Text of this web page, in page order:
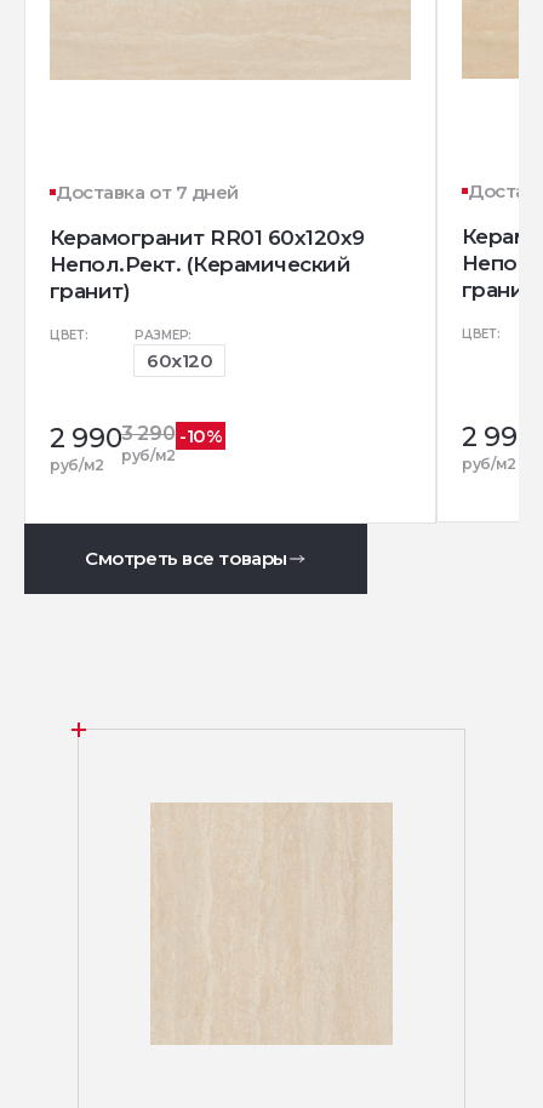
Доставка от 7 дней
Керамогранит RR01 60x120x9
Непол.Рект. (Керамический
гранит)
ЦВЕТ: РАЗМЕР:
60x120
2 990
руб/м2
3 290
руб/м2
-10%
гранит)
ЦВЕТ:
2 990
руб/м2
Смотреть все товары